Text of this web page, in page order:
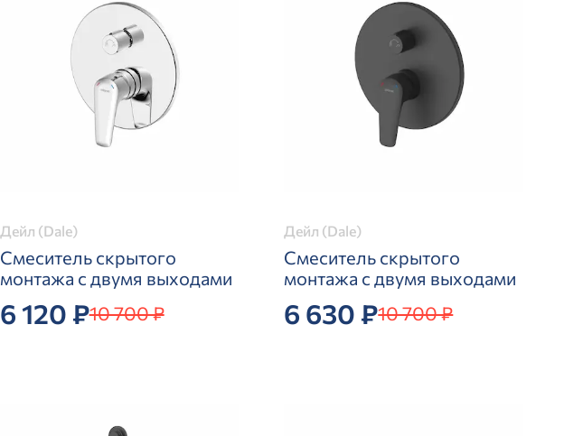
Дейл (Dale)
Смеситель скрытого
монтажа с двумя выходами
6 120 ₽10 700 ₽
Дейл (Dale)
Смеситель скрытого
монтажа с двумя выходами
6 630 ₽10 700 ₽